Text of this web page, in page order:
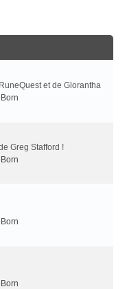
et de Glorantha
Greg Stafford !